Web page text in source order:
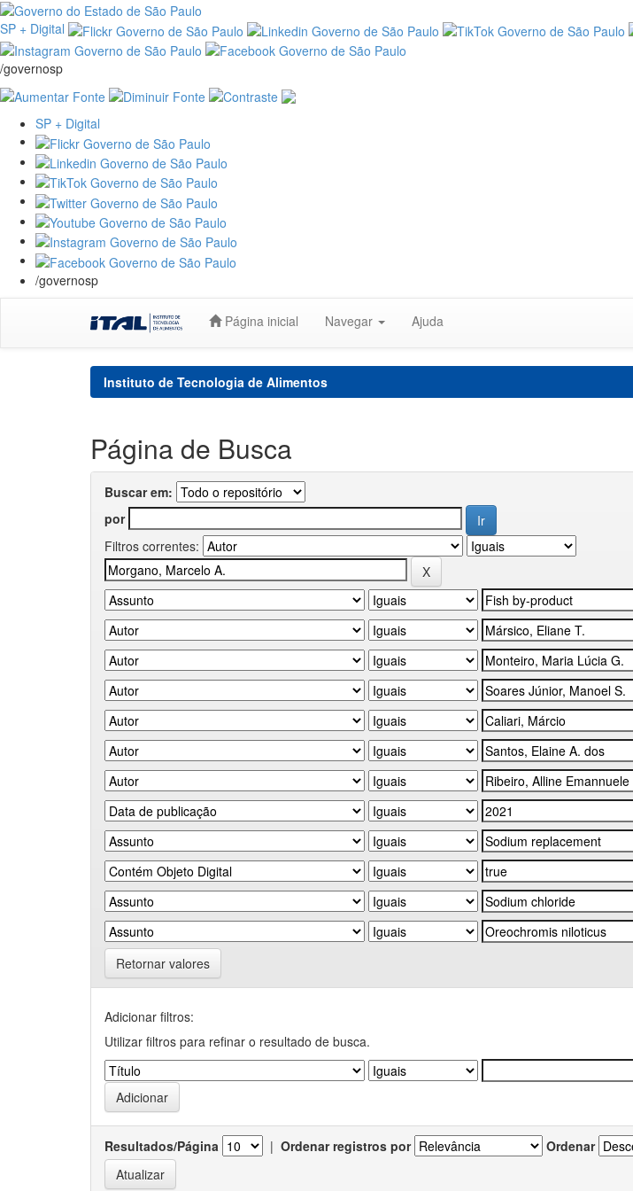
SP + Digital
/governosp
SP + Digital
/governosp
Página inicial Navegar Ajuda
Instituto de Tecnologia de Alimentos
Página de Busca
Buscar em:
por
Filtros correntes:
Retornar valores
Adicionar filtros:
Utilizar filtros para refinar o resultado de busca.
Resultados/Página | Ordenar registros por Ordenar